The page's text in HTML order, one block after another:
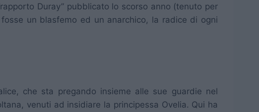
Duray” pubblicato lo scorso anno (tenuto per
un blasfemo ed un anarchico, la radice di ogni
che sta pregando insieme alle sue guardie nel
venuti ad insidiare la principessa Ovelia. Qui ha